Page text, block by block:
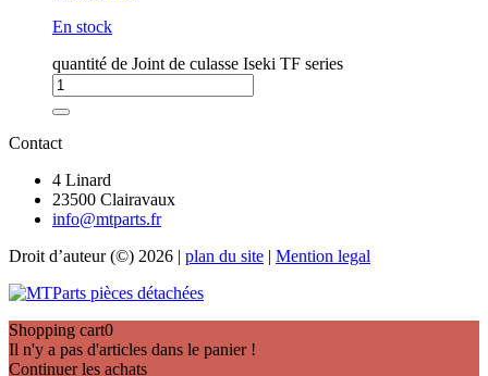
En stock
quantité de Joint de culasse Iseki TF series
Contact
4 Linard
23500 Clairavaux
info@mtparts.fr
Droit d’auteur (©) 2026 | plan du site | Mention legal
Shopping cart0
Il n'y a pas d'articles dans le panier !
Continuer les achats